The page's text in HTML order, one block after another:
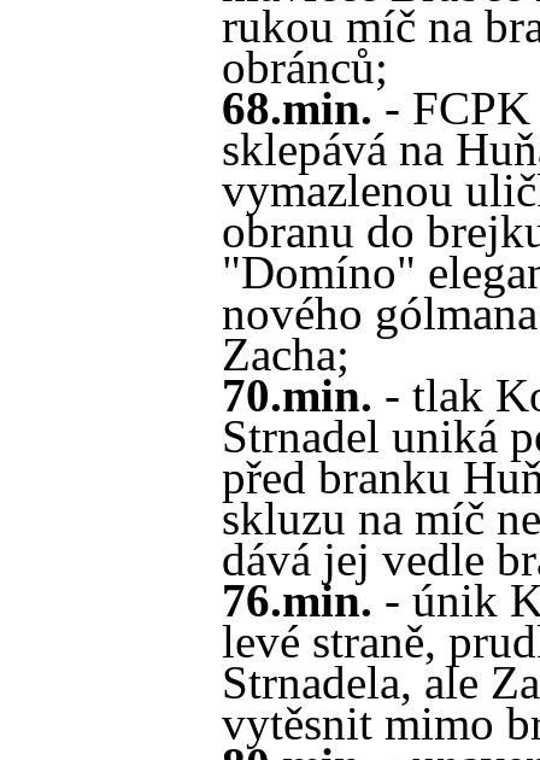
rukou míč na
obránců;
68.min.- FCPK
sklepává na
vymazlenou
obranu do
"Domíno"
nového
Zacha;
70.min. - tlak
Strnadel uniká
před branku
skluzu na míč
dává jej vedle
76.min. - únik
levé straně,
Strnadela, ale
vytěsnit mimo